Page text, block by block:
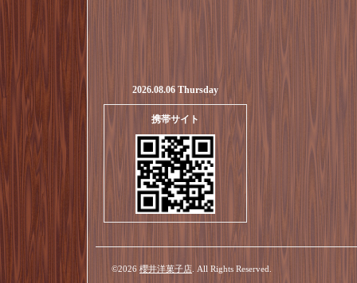
2026.08.06 Thursday
携帯サイト
©2026 櫻井洋菓子店 . All Rights Reserved.